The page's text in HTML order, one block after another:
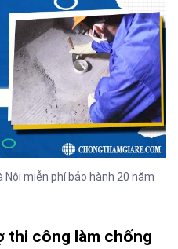
miễn phí bảo hành 20 năm
thi công làm chống